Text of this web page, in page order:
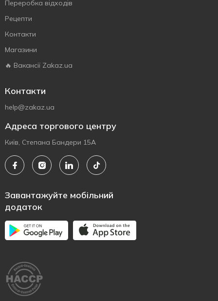
Переробка відходів
Рецепти
Контакти
Магазини
🔥 Вакансії Zakaz.ua
Контакти
help@zakaz.ua
Адреса торгового центру
Київ, Степана Бандери 15А
Завантажуйте мобільний
додаток